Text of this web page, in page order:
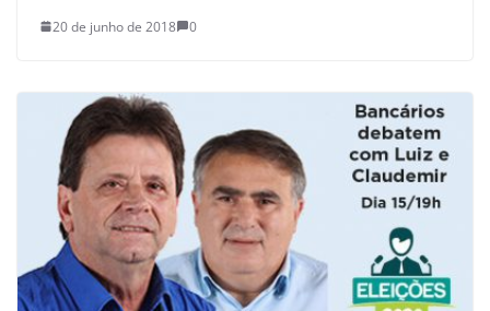
20 de junho de 2018 0